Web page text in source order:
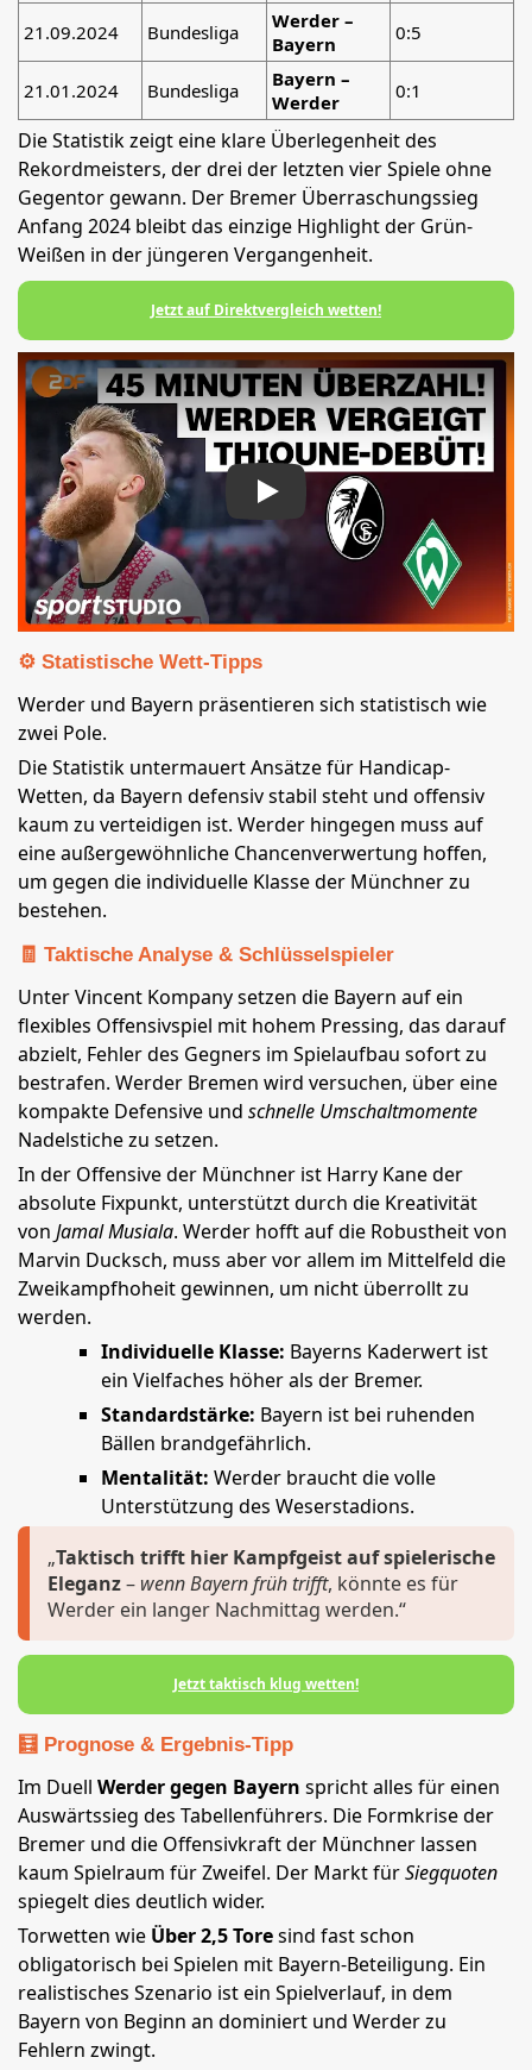
21.09.2024 Bundesliga
Werder –
Bayern
0:5
21.01.2024 Bundesliga
Bayern –
Werder
0:1
Die Statistik zeigt eine klare Überlegenheit des
Rekordmeisters, der drei der letzten vier Spiele ohne
Gegentor gewann. Der Bremer Überraschungssieg
Anfang 2024 bleibt das einzige Highlight der Grün-
Weißen in der jüngeren Vergangenheit.
Jetzt auf Direktvergleich wetten!
Play
⚙️ Statistische Wett-Tipps
Werder und Bayern präsentieren sich statistisch wie
zwei Pole.
Die Statistik untermauert Ansätze für Handicap-
Wetten, da Bayern defensiv stabil steht und offensiv
kaum zu verteidigen ist. Werder hingegen muss auf
eine außergewöhnliche Chancenverwertung hoffen,
um gegen die individuelle Klasse der Münchner zu
bestehen.
🧾 Taktische Analyse & Schlüsselspieler
Unter Vincent Kompany setzen die Bayern auf ein
flexibles Offensivspiel mit hohem Pressing, das darauf
abzielt, Fehler des Gegners im Spielaufbau sofort zu
bestrafen. Werder Bremen wird versuchen, über eine
kompakte Defensive und schnelle Umschaltmomente
Nadelstiche zu setzen.
In der Offensive der Münchner ist Harry Kane der
absolute Fixpunkt, unterstützt durch die Kreativität
von Jamal Musiala. Werder hofft auf die Robustheit von
Marvin Ducksch, muss aber vor allem im Mittelfeld die
Zweikampfhoheit gewinnen, um nicht überrollt zu
werden.
Individuelle Klasse: Bayerns Kaderwert ist
ein Vielfaches höher als der Bremer.
Standardstärke: Bayern ist bei ruhenden
Bällen brandgefährlich.
Mentalität: Werder braucht die volle
Unterstützung des Weserstadions.
„Taktisch trifft hier Kampfgeist auf spielerische
Eleganz– wenn Bayern früh trifft, könnte es für
Werder ein langer Nachmittag werden.“
Jetzt taktisch klug wetten!
🧮 Prognose & Ergebnis-Tipp
Im Duell Werder gegen Bayern spricht alles für einen
Auswärtssieg des Tabellenführers. Die Formkrise der
Bremer und die Offensivkraft der Münchner lassen
kaum Spielraum für Zweifel. Der Markt fürSiegquoten
spiegelt dies deutlich wider.
Torwetten wie Über 2,5 Toresind fast schon
obligatorisch bei Spielen mit Bayern-Beteiligung. Ein
realistisches Szenario ist ein Spielverlauf, in dem
Bayern von Beginn an dominiert und Werder zu
Fehlern zwingt.